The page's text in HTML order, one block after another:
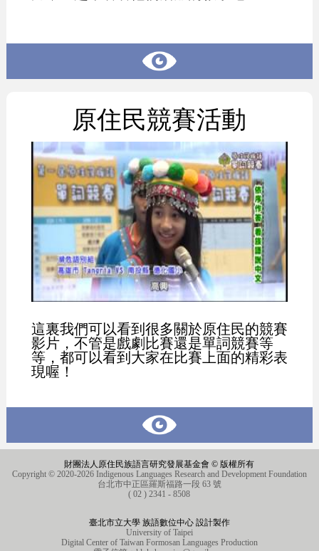
原住民競賽活動
這裏我們可以看到很多關於原住民的競賽
影片，不管是戲劇比賽還是單詞競賽等
等，都可以看到大家在比賽上面的精彩表
現喔！
財團法人原住民族語言研究發展基金會 © 版權所有
Copyright © 2020-2026 Indigenous Languages Research and Development Foundation
台北市中正區羅斯福路一段 63 號
( 02 ) 2341 - 8508
臺北市立大學 族語數位中心 設計製作
University of Taipei
Digital Center of Taiwan Formosan Languages Production